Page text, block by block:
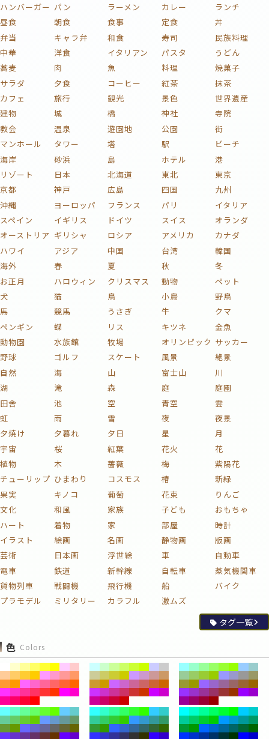
ハンバーガー パン ラーメン カレー
ランチ
昼食
朝食 食事 定食
丼
弁当
キャラ弁 和食 寿司
民族料理
中華
洋食 イタリアン パスタ
うどん
蕎麦
肉 魚 料理
焼菓子
サラダ
夕食 コーヒー 紅茶
抹茶
カフェ
旅行 観光 景色
世界遺産
建物
城 橋 神社
寺院
教会
温泉 遊園地 公園
街
マンホール
タワー 塔 駅
ビーチ
海岸
砂浜 島 ホテル
港
リゾート
日本 北海道 東北
東京
京都
神戸 広島 四国
九州
沖縄
ヨーロッパ フランス パリ
イタリア
スペイン
イギリス ドイツ スイス
オランダ
オーストリア ギリシャ ロシア アメリカ
カナダ
ハワイ
アジア 中国 台湾
韓国
海外
春 夏 秋
冬
お正月
ハロウィン クリスマス 動物
ペット
犬
猫 鳥 小鳥
野鳥
馬
競馬 うさぎ 牛
クマ
ペンギン
蝶 リス キツネ
金魚
動物園
水族館 牧場 オリンピック サッカー
野球
ゴルフ スケート 風景
絶景
自然
海 山 富士山
川
湖
滝 森 庭
庭園
田舎
池 空 青空
雲
虹
雨 雪 夜
夜景
夕焼け
夕暮れ 夕日 星
月
宇宙
桜 紅葉 花火
花
植物
木 薔薇 梅
紫陽花
チューリップ ひまわり コスモス 椿
新緑
果実
キノコ 葡萄 花束
りんご
文化
和風 家族 子ども
おもちゃ
ハート
着物 家 部屋
時計
イラスト
絵画 名画 静物画
版画
芸術
日本画 浮世絵 車
自動車
電車
鉄道 新幹線 自転車
蒸気機関車
貨物列車
戦闘機 飛行機 船
バイク
プラモデル
ミリタリー カラフル 激ムズ
タグ一覧
色 Colors